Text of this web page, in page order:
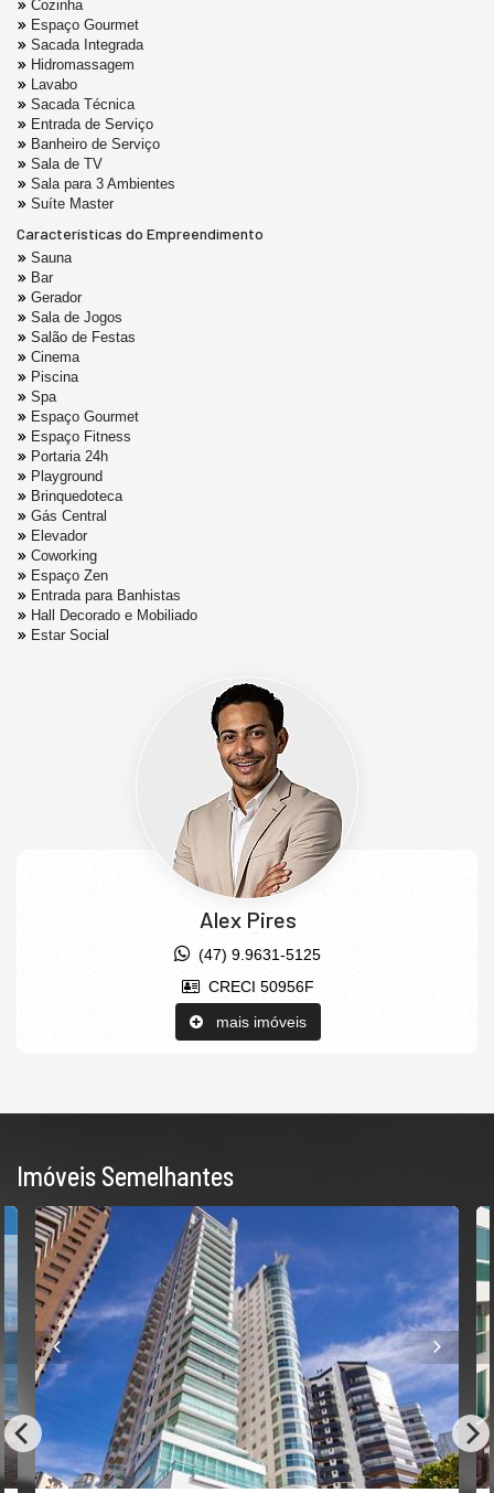
Cozinha
Espaço Gourmet
Sacada Integrada
Hidromassagem
Lavabo
Sacada Técnica
Entrada de Serviço
Banheiro de Serviço
Sala de TV
Sala para 3 Ambientes
Suíte Master
Características do Empreendimento
Sauna
Bar
Gerador
Sala de Jogos
Salão de Festas
Cinema
Piscina
Spa
Espaço Gourmet
Espaço Fitness
Portaria 24h
Playground
Brinquedoteca
Gás Central
Elevador
Coworking
Espaço Zen
Entrada para Banhistas
Hall Decorado e Mobiliado
Estar Social
Alex Pires
(47) 9.9631-5125
CRECI 50956F
mais imóveis
Imóveis Semelhantes